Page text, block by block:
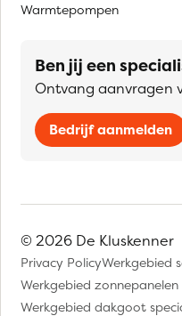
Warmtepompen
Ben jij een
Ontvang aanvragen
Bedrijf aanmelden
© 2026 De Kluskenner
Privacy PolicyWerkgebied
Werkgebied zonnepanelen
Werkgebied dakgoot